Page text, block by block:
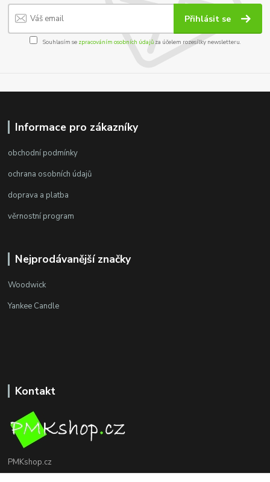
Přihlásit se
Souhlasím se zpracováním osobních údajůza účelem rozesílky newsletteru.
Informace pro zákazníky
obchodní podmínky
ochrana osobních údajů
doprava a platba
věrnostní program
Nejprodávanější značky
Woodwick
Yankee Candle
Kontakt
PMKshop.cz